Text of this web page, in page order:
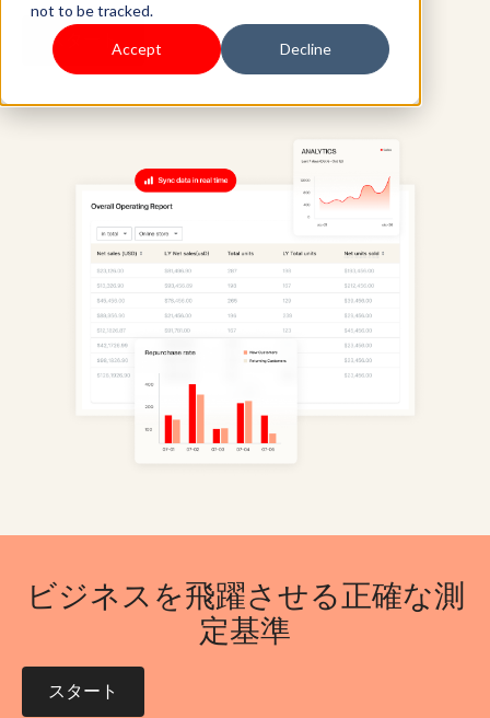
not to be tracked.
Accept Decline
スタート
ビジネスを飛躍させる正確な測
定基準
スタート